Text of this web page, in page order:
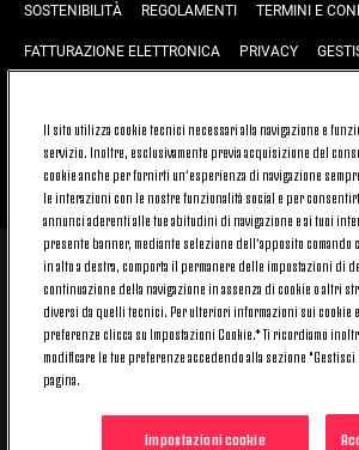
SOSTENIBILITÀ REGOLAMENTI TERMINI E
FATTURAZIONE ELETTRONICA PRIVACY
TORNA SU
© 2026 Juventus Football Club S.p.A.
Juventus Football Club S.p.A. Via Druento, 175
CONTACT CENTER (+39) 011.45.30.486. Il
venerdì (9-20) e il sabato (9-15), festivi esclusi.
Il costo del servizio varia in base al piano
proprio operatore telefonico e non prevede alcun
Il sito utilizza cookie tecnici necessari alla navigazione e
servizio. Inoltre, esclusivamente previa acquisizione del
cookie anche per fornirti un’esperienza di navigazione
le interazioni con le nostre funzionalità social e per
annunci aderenti alle tue abitudini di navigazione e ai tuoi
presente banner, mediante selezione dell’apposito comando
in alto a destra, comporta il permanere delle impostazioni di
continuazione della navigazione in assenza di cookie o altri
diversi da quelli tecnici. Per ulteriori informazioni sui cookie
preferenze clicca su Impostazioni Cookie.* Ti ricordiamo
modificare le tue preferenze accedendo alla sezione
pagina.
Impostazioni cookie